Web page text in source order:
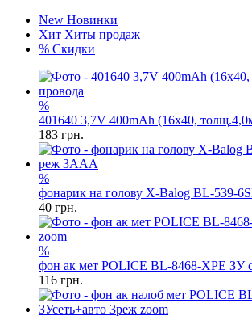
New Новинки
Хит Хиты продаж
% Скидки
%
401640 3,7V 400mAh (16x40,
183 грн.
%
фонарик на голову X-Balog BL-539-
40 грн.
%
фон ак мет POLICE BL-8468-XPE ЗУ
116 грн.